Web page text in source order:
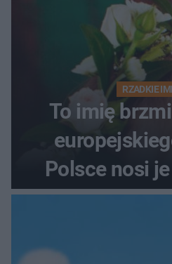
RZADKIE
To imię
Polsce nosi